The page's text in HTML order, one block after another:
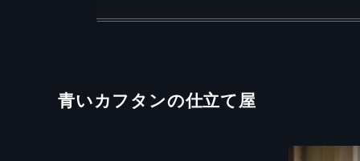
青いカフタンの仕立て屋